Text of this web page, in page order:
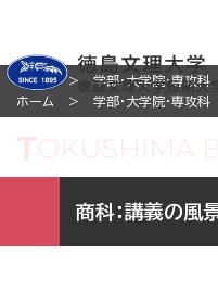
ホーム 学部・大学院・専攻科
ホーム
学部・大学院・専攻科
商科：講義の風